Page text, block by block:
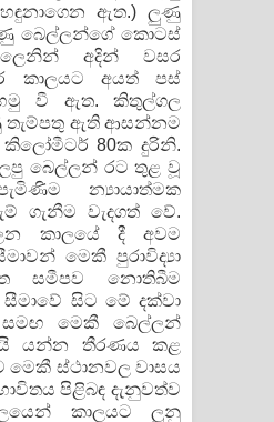
ඇත.) ලුණු
බෙල්ලන්ගේ කොටස්
අදින් වසර
කාලයට අයත් පස්
වී ඇත. කිතුල්ගල
ඇති ආසන්නම
80ක දුරිනි.
බෙල්ලන් රට තුළ වූ
න්‍යායාත්මක
ගැනීම වැදගත් වේ.
කාලයේ දී අවම
මෙකී පුරාවිද්‍යා
සමීපව නොතිබීම
සිට මේ දක්වා
මෙකී බෙල්ලන්
යන්න තීරණය කළ
මෙකී ස්ථානවල වාසය
පිළිබඳ දැනුවත්ව
කාලයට ලුනු